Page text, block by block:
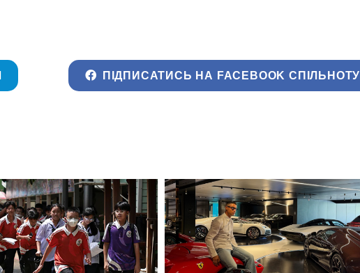
ПІДПИСАТИСЬ НА FACEBOOK СПІЛЬНОТУ